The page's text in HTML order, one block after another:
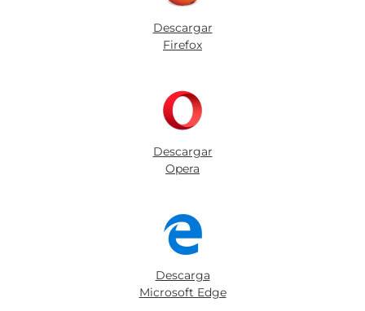
Descargar
Firefox
Descargar
Opera
Descarga
Microsoft Edge